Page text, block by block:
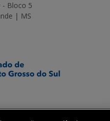
- Bloco 5
| MS